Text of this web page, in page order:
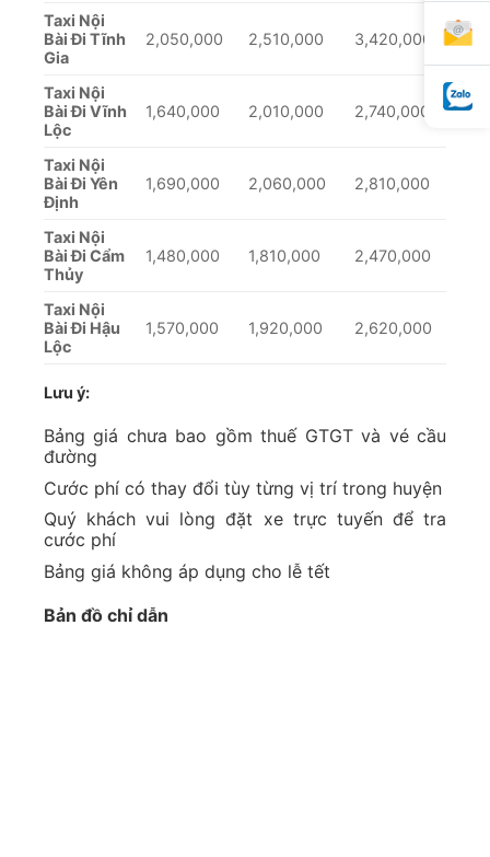
Taxi Nội
Bài Đi Tĩnh
Gia
2,050,000 2,510,000 3,420,000
Taxi Nội
Bài Đi Vĩnh
Lộc
1,640,000 2,010,000 2,740,000
Taxi Nội
Bài Đi Yên
Định
1,690,000 2,060,000 2,810,000
Taxi Nội
Bài Đi Cẩm
Thủy
1,480,000 1,810,000 2,470,000
Taxi Nội
Bài Đi Hậu
Lộc
1,570,000 1,920,000 2,620,000
Lưu ý:
Bảng giá chưa bao gồm thuế GTGT và vé cầu
đường
Cước phí có thay đổi tùy từng vị trí trong huyện
Quý khách vui lòng đặt xe trực tuyến để tra
cước phí
Bảng giá không áp dụng cho lễ tết
Bản đồ chỉ dẫn